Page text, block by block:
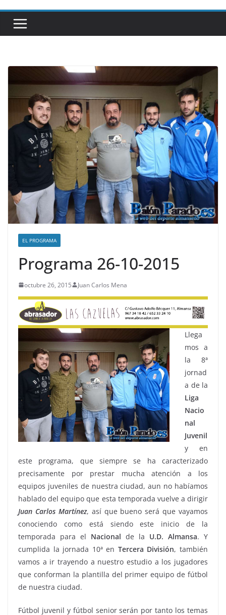
EL PROGRAMA
Programa 26-10-2015
octubre 26, 2015 Juan Carlos Mena
Llega
mos a
la 8ª
jornad
a de la
Liga
Nacio
nal
Juvenil
y en
este programa, que siempre se ha caracterizado
precisamente por prestar mucha atención a los
equipos juveniles de nuestra ciudad, aun no habíamos
hablado del equipo que esta temporada vuelve a dirigir
Juan Carlos Martínez, así que bueno será que vayamos
conociendo como está siendo este inicio de la
temporada para el Nacional de la U.D. Almansa. Y
cumplida la jornada 10ª en Tercera División, también
vamos a ir trayendo a nuestro estudio a los jugadores
que conforman la plantilla del primer equipo de fútbol
de nuestra ciudad.
Fútbol juvenil y fútbol senior serán por tanto los temas